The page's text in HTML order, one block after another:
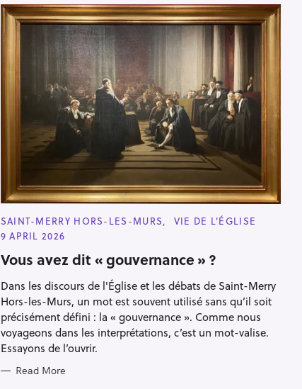
C
A
T
G
R
I
E
S
SAINT-MERRY HORS-LES-MURS
VIE DE L'ÉGLISE
9 APRIL 2026
Vous avez dit « gouvernance » ?
Dans les discours de l'Église et les débats de Saint-Merry
Hors-les-Murs, un mot est souvent utilisé sans qu’il soit
précisément défini : la « gouvernance ». Comme nous
voyageons dans les interprétations, c’est un mot-valise.
Essayons de l’ouvrir.
Read More